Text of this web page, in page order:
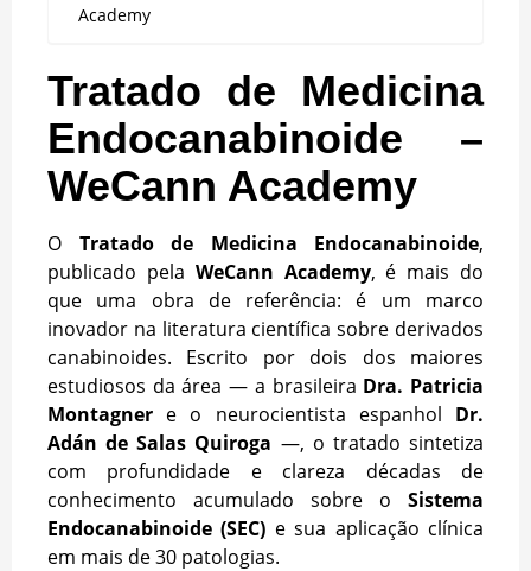
Academy
Tratado de Medicina
Endocanabinoide –
WeCann Academy
O Tratado de Medicina Endocanabinoide,
publicado pela WeCann Academy, é mais do
que uma obra de referência: é um marco
inovador na literatura científica sobre derivados
canabinoides. Escrito por dois dos maiores
estudiosos da área — a brasileira Dra. Patricia
Montagner e o neurocientista espanhol Dr.
Adán de Salas Quiroga —, o tratado sintetiza
com profundidade e clareza décadas de
conhecimento acumulado sobre o Sistema
Endocanabinoide (SEC) e sua aplicação clínica
em mais de 30 patologias.